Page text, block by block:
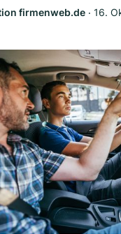
firmenweb.de ‧ 16.